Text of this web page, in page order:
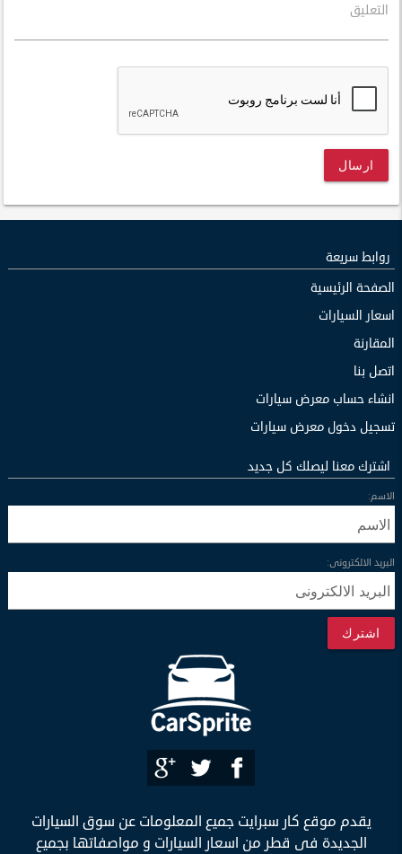
التعليق
ارسال
روابط سريعة
الصفحة الرئيسية
اسعار السيارات
المقارنة
اتصل بنا
انشاء حساب معرض سيارات
تسجيل دخول معرض سيارات
اشترك معنا ليصلك كل جديد
الاسم:
البريد الالكترونى:
اشترك
يقدم موقع كار سبرايت جميع المعلومات عن سوق السيارات
الجديدة فى قطر من اسعار السيارات و مواصفاتها بجميع